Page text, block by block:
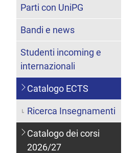
Parti con UniPG
Bandi e news
Studenti incoming e
internazionali
Catalogo ECTS
Ricerca Insegnamenti
Catalogo dei corsi
2026/27